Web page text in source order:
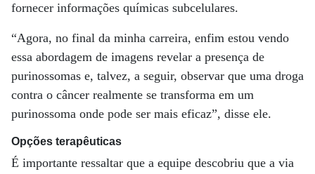
fornecer informações químicas subcelulares.
“Agora, no final da minha carreira, enfim estou vendo
essa abordagem de imagens revelar a presença de
purinossomas e, talvez, a seguir, observar que uma droga
contra o câncer realmente se transforma em um
purinossoma onde pode ser mais eficaz”, disse ele.
Opções terapêuticas
É importante ressaltar que a equipe descobriu que a via